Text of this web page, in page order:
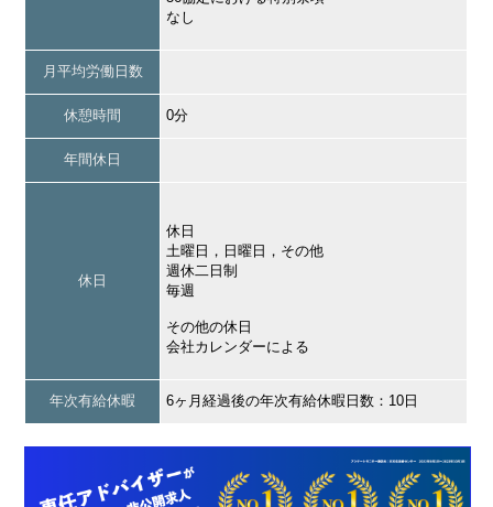
なし
月平均労働日数
休憩時間 0分
年間休日
休日
休日
土曜日，日曜日，その他
週休二日制
毎週
その他の休日
会社カレンダーによる
年次有給休暇 6ヶ月経過後の年次有給休暇日数：10日